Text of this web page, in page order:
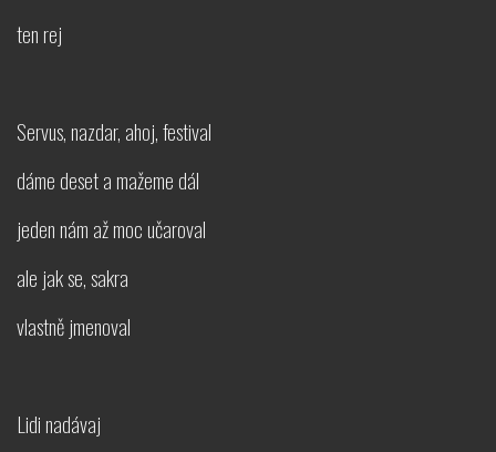
ten rej
Servus, nazdar, ahoj, festival
dáme deset a mažeme dál
jeden nám až moc učaroval
ale jak se, sakra
vlastně jmenoval
Lidi nadávaj